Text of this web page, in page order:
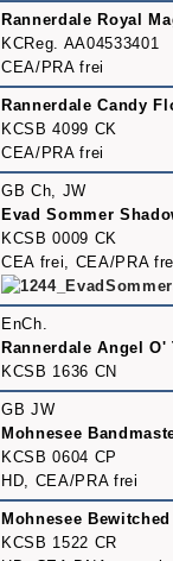
Rannerdale Royal
KCReg. AA04533401
CEA/PRA frei
Rannerdale Candy
KCSB 4099 CK
CEA/PRA frei
GB Ch, JW
Evad Sommer
KCSB 0009 CK
CEA frei, CEA/PRA
EnCh.
Rannerdale Angel O'
KCSB 1636 CN
GB JW
Mohnesee
KCSB 0604 CP
HD, CEA/PRA frei
Mohnesee Bewitched
KCSB 1522 CR